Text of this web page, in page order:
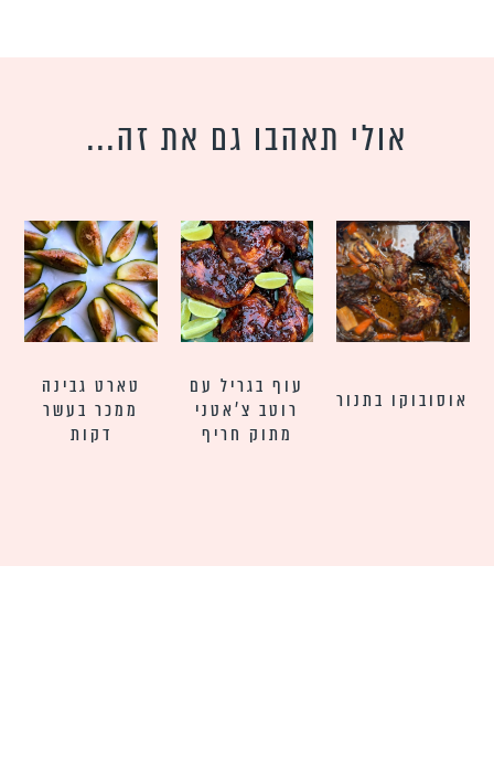
אולי תאהבו גם את זה...
אוסובוקו בתנור
עוף בגריל עם
רוטב צ’אטני
מתוק חריף
טארט גבינה
ממכר בעשר
דקות